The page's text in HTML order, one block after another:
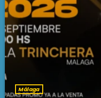
Málaga